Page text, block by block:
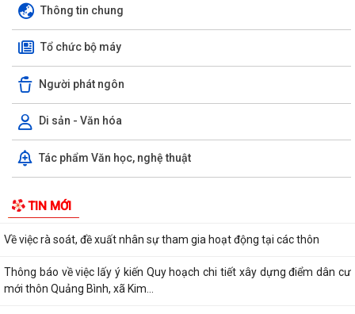
Thông tin chung
Tổ chức bộ máy
Người phát ngôn
Di sản - Văn hóa
Tác phẩm Văn học, nghệ thuật
TIN MỚI
Dược, Giấy chứng nhận Thực hành...
Kế hoạch thực hiện cam kết tham gia chương trình kế hoạch hóa gia
đình toàn cầu trên địa bàn xã Kim...
Kế hoạch thực hiện Chương trình Bảo đảm mức sinh thay thế trên địa
bàn xã Kim Thành đến năm 2030
Kế hoạch triển khai Đợt cao điểm "90 ngày tăng tốc - Về đích khám sức
khỏe toàn dân năm 2026" trên...
quản lý, vận hành bến đò Chiềng...
Về việc rà soát, đề xuất nhân sự tham gia hoạt động tại các thôn
Thông báo về việc lấy ý kiến Quy hoạch chi tiết xây dựng điểm dân cư
mới thôn Quảng Bình, xã Kim...